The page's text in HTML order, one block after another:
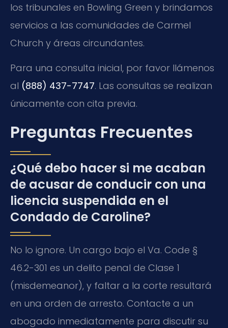
los tribunales en Bowling Green y brindamos
servicios a las comunidades de Carmel
Church y áreas circundantes.
Para una consulta inicial, por favor llámenos
al (888) 437-7747. Las consultas se realizan
únicamente con cita previa.
Preguntas Frecuentes
¿Qué debo hacer si me acaban
de acusar de conducir con una
licencia suspendida en el
Condado de Caroline?
No lo ignore. Un cargo bajo el Va. Code §
46.2-301 es un delito penal de Clase 1
(misdemeanor), y faltar a la corte resultará
en una orden de arresto. Contacte a un
abogado inmediatamente para discutir su